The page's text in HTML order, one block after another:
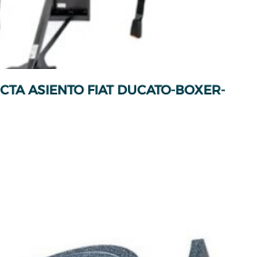
ASIENTO FIAT DUCATO-BOXER-